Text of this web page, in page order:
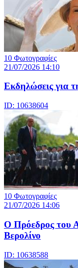
10 Φωτογραφίες
21/07/2026 14:10
Eκδηλώσεις για
ID: 10638604
10 Φωτογραφίες
21/07/2026 14:06
Ο Πρόεδρος του
Βερολίνο
ID: 10638588